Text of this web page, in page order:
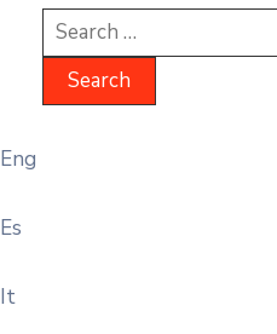
Eng
Es
It